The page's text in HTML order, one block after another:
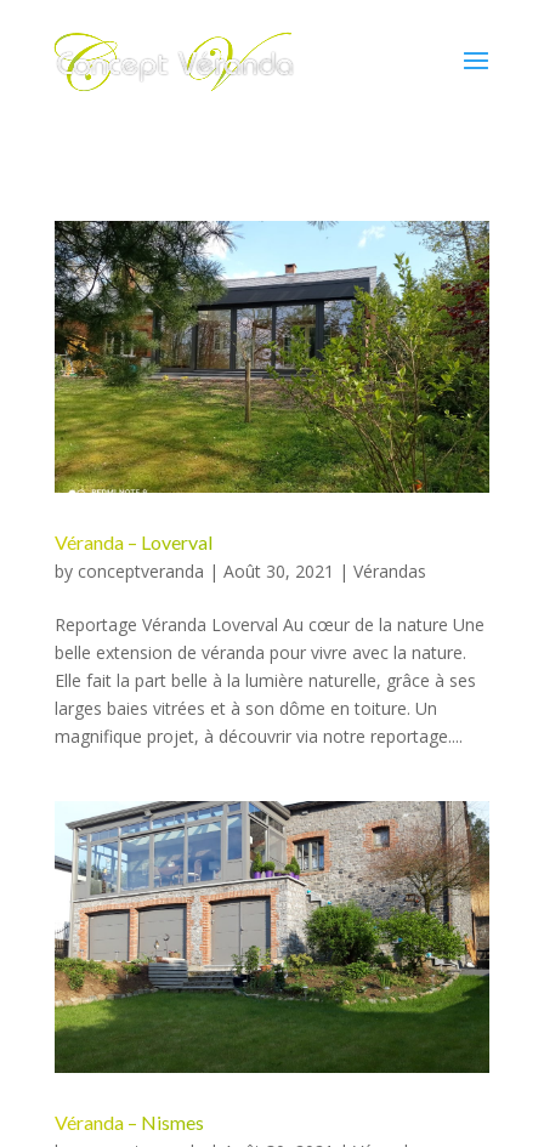
Véranda – Loverval
by conceptveranda | Août 30, 2021 | Vérandas
Reportage Véranda Loverval Au cœur de la nature Une
belle extension de véranda pour vivre avec la nature.
Elle fait la part belle à la lumière naturelle, grâce à ses
larges baies vitrées et à son dôme en toiture. Un
magnifique projet, à découvrir via notre reportage....
Véranda – Nismes